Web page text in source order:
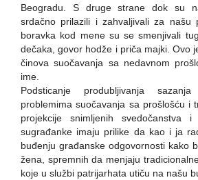
Beogradu. S druge strane dok su
srdačno prilazili i zahvaljivali za našu
boravka kod mene su se smenjivali
dečaka, govor hodže i priča majki. Ovo
činova suočavanja sa nedavnom
ime.
Podsticanje produbljivanja
problemima suočavanja sa prošlošću i
projekcije snimljenih svedočanstva
sugrađanke imaju prilike da kao i ja
buđenju građanske odgovornosti kako
žena, spremnih da menjaju
koje u službi patrijarhata utiču na našu